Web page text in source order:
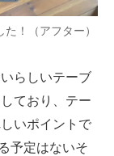
！（アフター）
らしいテーブ
ており、テー
いポイントで
予定はないそ